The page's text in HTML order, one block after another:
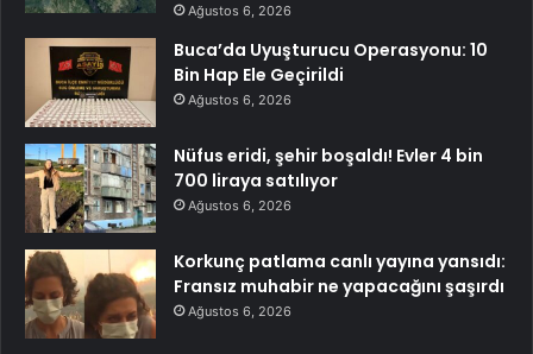
Ağustos 6, 2026
Buca’da Uyuşturucu Operasyonu: 10
Bin Hap Ele Geçirildi
Ağustos 6, 2026
Nüfus eridi, şehir boşaldı! Evler 4 bin
700 liraya satılıyor
Ağustos 6, 2026
Korkunç patlama canlı yayına yansıdı:
Fransız muhabir ne yapacağını şaşırdı
Ağustos 6, 2026